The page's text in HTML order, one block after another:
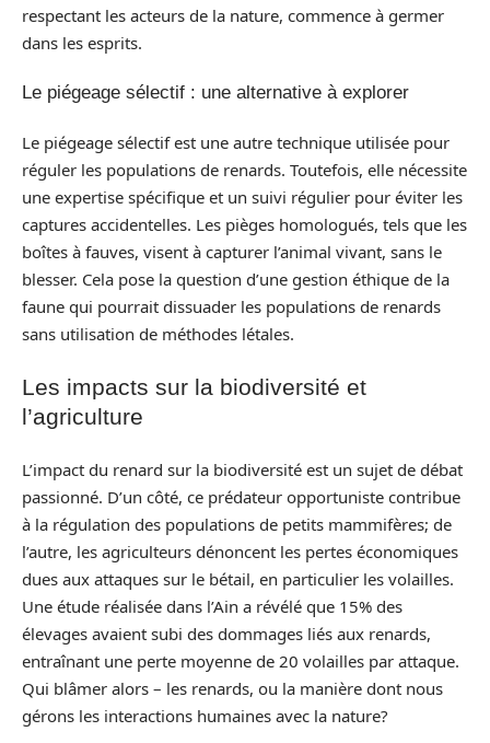
respectant les acteurs de la nature, commence à germer
dans les esprits.
Le piégeage sélectif : une alternative à explorer
Le piégeage sélectif est une autre technique utilisée pour
réguler les populations de renards. Toutefois, elle nécessite
une expertise spécifique et un suivi régulier pour éviter les
captures accidentelles. Les pièges homologués, tels que les
boîtes à fauves, visent à capturer l’animal vivant, sans le
blesser. Cela pose la question d’une gestion éthique de la
faune qui pourrait dissuader les populations de renards
sans utilisation de méthodes létales.
Les impacts sur la biodiversité et
l’agriculture
L’impact du renard sur la biodiversité est un sujet de débat
passionné. D’un côté, ce prédateur opportuniste contribue
à la régulation des populations de petits mammifères; de
l’autre, les agriculteurs dénoncent les pertes économiques
dues aux attaques sur le bétail, en particulier les volailles.
Une étude réalisée dans l’Ain a révélé que 15% des
élevages avaient subi des dommages liés aux renards,
entraînant une perte moyenne de 20 volailles par attaque.
Qui blâmer alors – les renards, ou la manière dont nous
gérons les interactions humaines avec la nature?